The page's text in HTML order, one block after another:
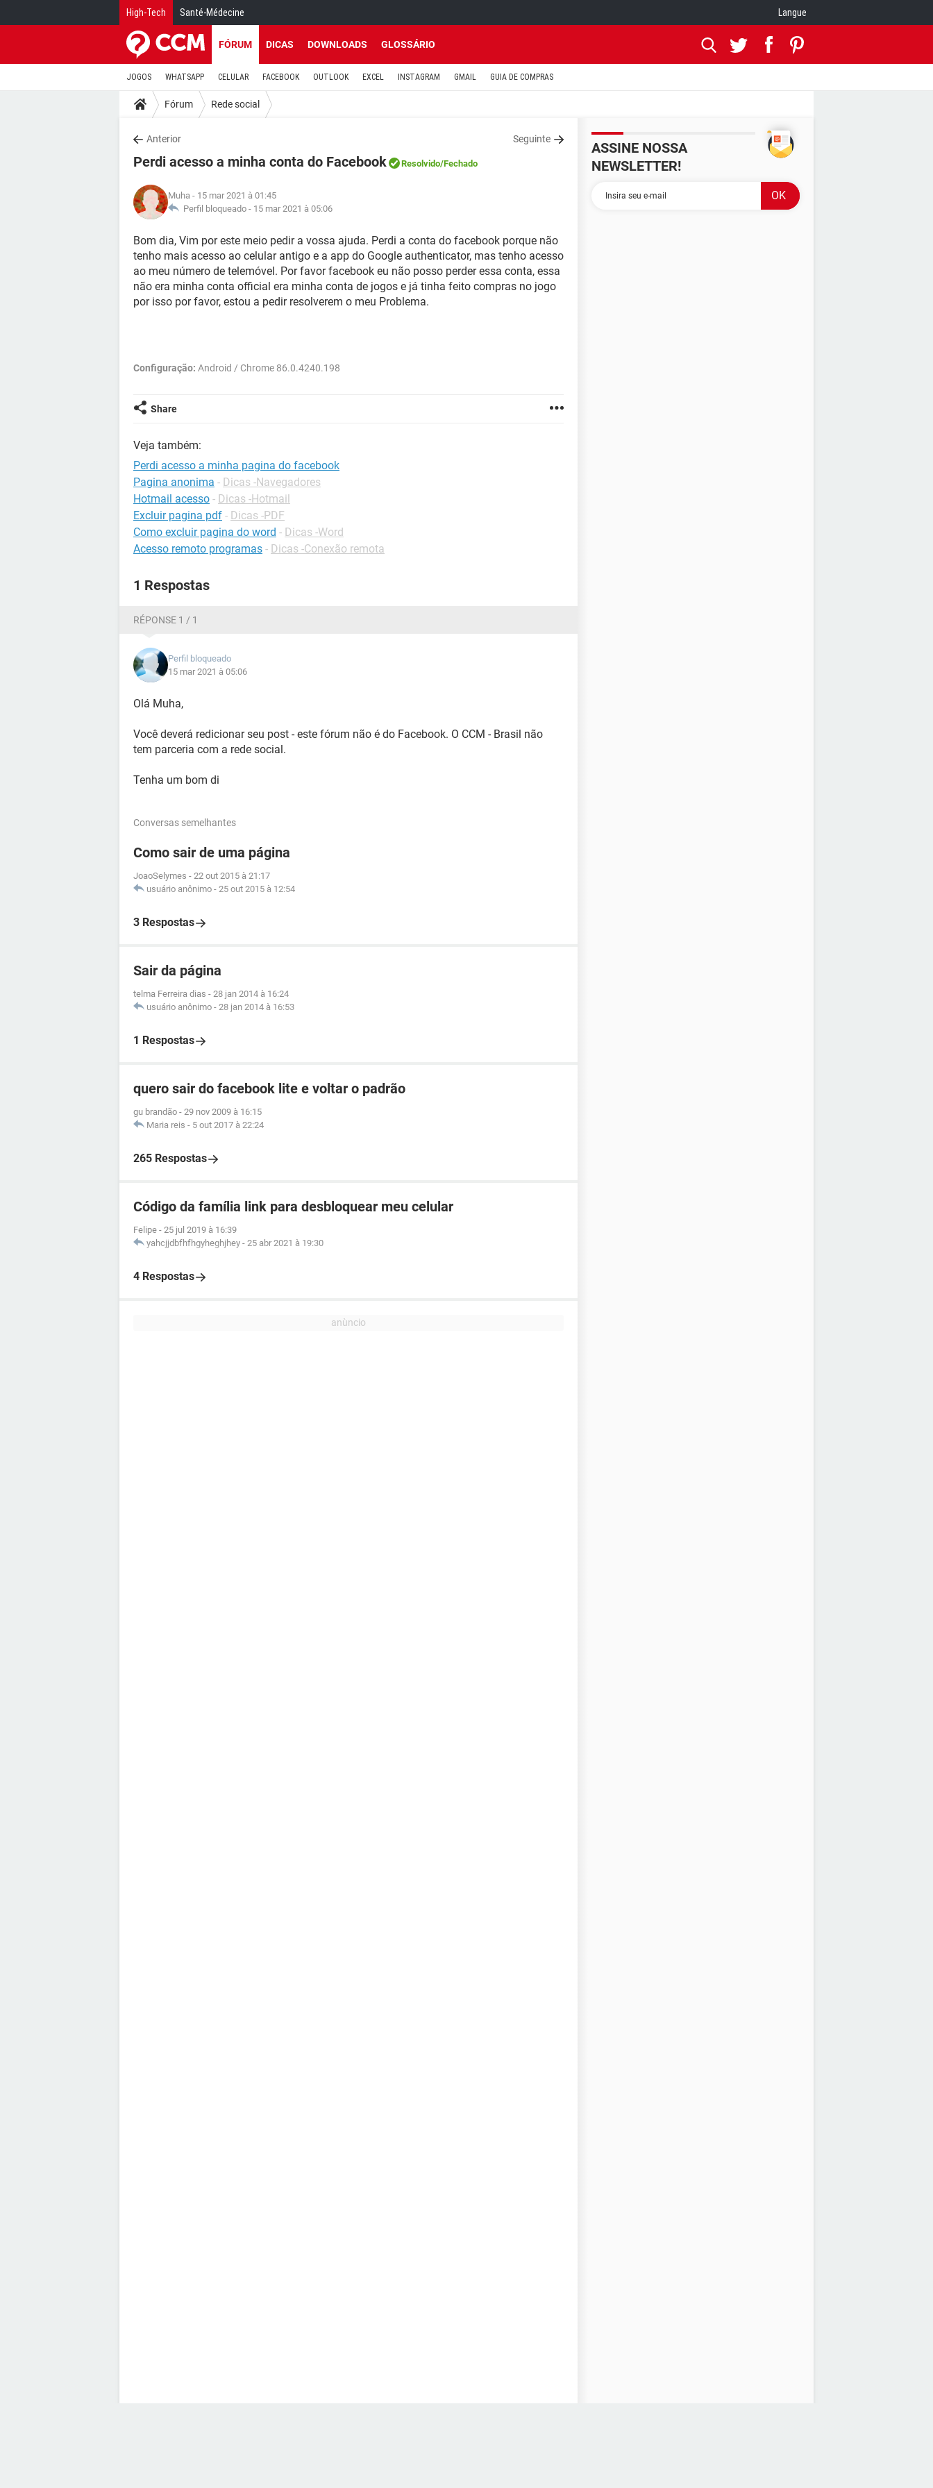
High-Tech Santé-Médecine Langue
FÓRUM DICAS DOWNLOADS GLOSSÁRIO
JOGOS WHATSAPP CELULAR FACEBOOK OUTLOOK EXCEL INSTAGRAM GMAIL GUIA DE COMPRAS
Fórum Rede social
Anterior Seguinte
Perdi acesso a minha conta do Facebook Resolvido/Fechado
Muha - 15 mar 2021 à 01:45
Perfil bloqueado - 15 mar 2021 à 05:06
Bom dia, Vim por este meio pedir a vossa ajuda. Perdi a conta do facebook porque não
tenho mais acesso ao celular antigo e a app do Google authenticator, mas tenho acesso
ao meu número de telemóvel. Por favor facebook eu não posso perder essa conta, essa
não era minha conta official era minha conta de jogos e já tinha feito compras no jogo
por isso por favor, estou a pedir resolverem o meu Problema.
Configuração: Android / Chrome 86.0.4240.198
Share
Veja também:
Perdi acesso a minha pagina do facebook
Pagina anonima - Dicas -Navegadores
Hotmail acesso - Dicas -Hotmail
Excluir pagina pdf - Dicas -PDF
Como excluir pagina do word - Dicas -Word
Acesso remoto programas - Dicas -Conexão remota
1 Respostas
RÉPONSE 1 / 1
Perfil bloqueado
15 mar 2021 à 05:06
Olá Muha,
Você deverá redicionar seu post - este fórum não é do Facebook. O CCM - Brasil não
tem parceria com a rede social.
Tenha um bom di
Conversas semelhantes
Como sair de uma página
JoaoSelymes - 22 out 2015 à 21:17
usuário anônimo - 25 out 2015 à 12:54
3 Respostas
Sair da página
telma Ferreira dias - 28 jan 2014 à 16:24
usuário anônimo - 28 jan 2014 à 16:53
1 Respostas
quero sair do facebook lite e voltar o padrão
gu brandão - 29 nov 2009 à 16:15
Maria reis - 5 out 2017 à 22:24
265 Respostas
Código da família link para desbloquear meu celular
Felipe - 25 jul 2019 à 16:39
yahcjjdbfhfhgyheghjhey - 25 abr 2021 à 19:30
4 Respostas
ASSINE NOSSA
NEWSLETTER!